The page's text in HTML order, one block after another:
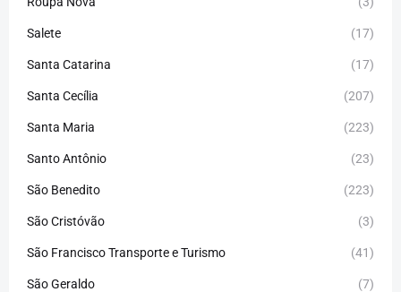
Salete (17)
Santa Catarina (17)
Santa Cecília (207)
Santa Maria (223)
Santo Antônio (23)
São Benedito (223)
São Cristóvão (3)
São Francisco Transporte e Turismo (41)
São Geraldo (7)